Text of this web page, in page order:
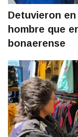
Detuvieron
hombre que
bonaerense